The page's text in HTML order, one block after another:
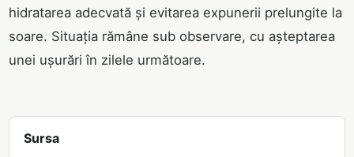
hidratarea adecvată și evitarea expunerii prelungite la
soare. Situația rămâne sub observare, cu așteptarea
unei ușurări în zilele următoare.
Sursa